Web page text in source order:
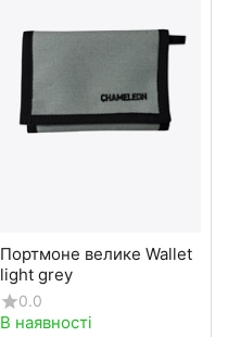
Портмоне велике Wallet
light grey
0.0
В наявності